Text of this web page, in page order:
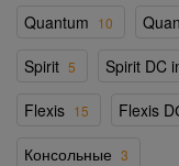
Quantum 10
Spirit 5 Spirit DC
Flexis 15 Flexis
Консольные 3